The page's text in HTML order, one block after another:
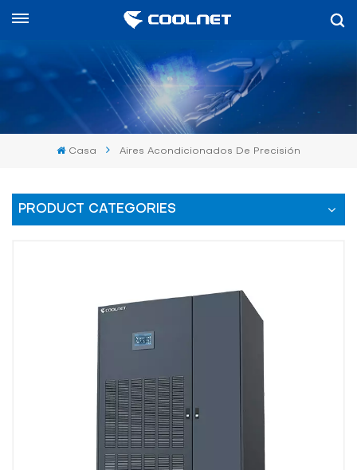
Casa Aires Acondicionados De Precisión
PRODUCT CATEGORIES